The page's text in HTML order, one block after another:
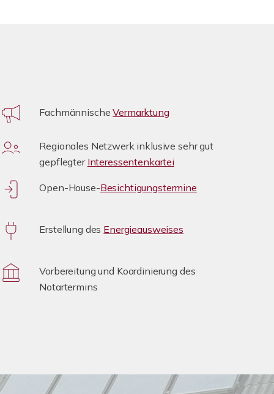
FachmännischeVermarktung
Regionales Netzwerk inklusive sehr gut
gepflegter Interessentenkartei
Open-House-Besichtigungstermine
Erstellung des Energieausweises
Vorbereitung und Koordinierung des
Notartermins